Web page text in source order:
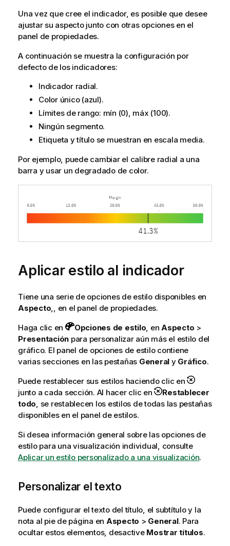
Una vez que cree el indicador, es posible que desee
ajustar su aspecto junto con otras opciones en el
panel de propiedades.
A continuación se muestra la configuración por
defecto de los indicadores:
Indicador radial.
Color único (azul).
Límites de rango: mín (0), máx (100).
Ningún segmento.
Etiqueta y título se muestran en escala media.
Por ejemplo, puede cambiar el calibre radial a una
barra y usar un degradado de color.
Aplicar estilo al indicador
Tiene una serie de opciones de estilo disponibles en
Aspecto,, en el panel de propiedades.
Haga clic en
Opciones de estilo, en Aspecto >
Presentación para personalizar aún más el estilo del
gráfico. El panel de opciones de estilo contiene
varias secciones en las pestañas General y Gráfico.
Puede restablecer sus estilos haciendo clic en
junto a cada sección. Al hacer clic en
Restablecer
todo, se restablecen los estilos de todas las pestañas
disponibles en el panel de estilos.
Si desea información general sobre las opciones de
estilo para una visualización individual, consulte
Aplicar un estilo personalizado a una visualización.
Personalizar el texto
Puede configurar el texto del título, el subtítulo y la
nota al pie de página en Aspecto > General. Para
ocultar estos elementos, desactive Mostrar títulos.